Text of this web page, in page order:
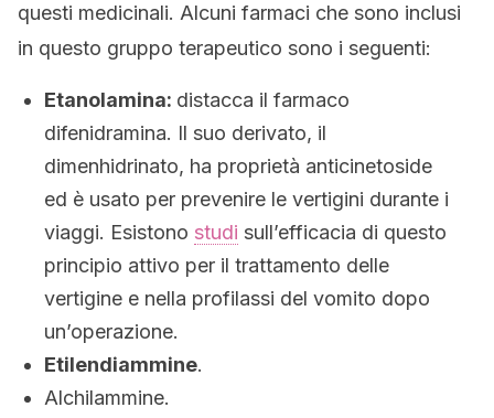
questi medicinali. Alcuni farmaci che sono inclusi
in questo gruppo terapeutico sono i seguenti:
Etanolamina: distacca il farmaco
difenidramina. Il suo derivato, il
dimenhidrinato, ha proprietà anticinetoside
ed è usato per prevenire le vertigini durante i
viaggi. Esistono studi sull’efficacia di questo
principio attivo per il trattamento delle
vertigine e nella profilassi del vomito dopo
un’operazione.
Etilendiammine.
Alchilammine.